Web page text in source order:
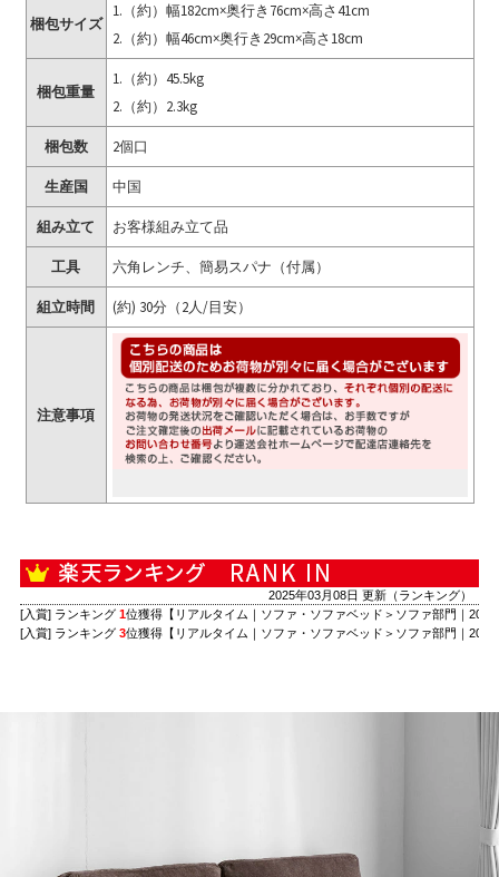
梱包サイズ
1.（約）幅182cm×奥行き76cm×高さ41cm
2.（約）幅46cm×奥行き29cm×高さ18cm
梱包重量
1.（約）45.5kg
2.（約）2.3kg
梱包数 2個口
生産国 中国
組み立て お客様組み立て品
工具 六角レンチ、簡易スパナ（付属）
組立時間 (約) 30分（2人/目安）
注意事項